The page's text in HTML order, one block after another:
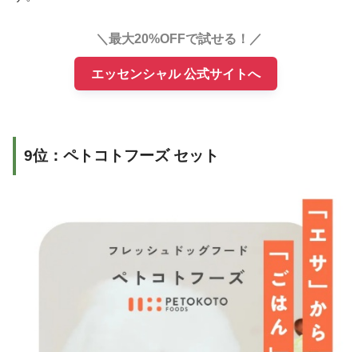
＼最大20%OFFで試せる！／
エッセンシャル 公式サイトへ
9位：ペトコトフーズ セット